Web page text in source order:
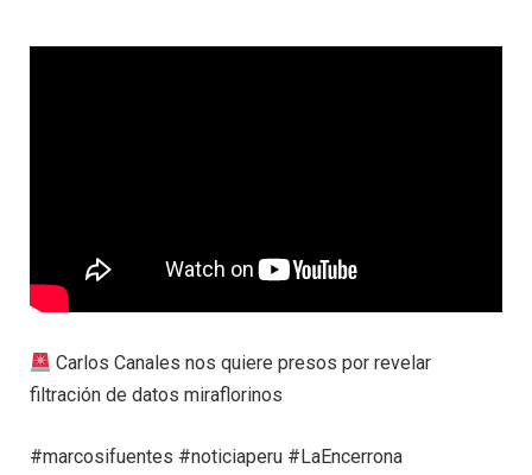
Carlos Canales nos quiere presos por revelar
filtración de datos miraflorinos
#marcosifuentes #noticiaperu #LaEncerrona